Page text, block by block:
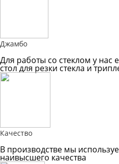
Джамбо
Для работы со стеклом у нас
стол для резки стекла и
Качество
В производстве мы
наивысшего качества